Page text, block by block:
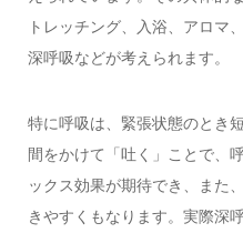
トレッチング、入浴、アロマ
深呼吸などが考えられます。
特に呼吸は、緊張状態のとき
間をかけて「吐く」ことで、
ックス効果が期待でき、また
きやすくもなります。実際深